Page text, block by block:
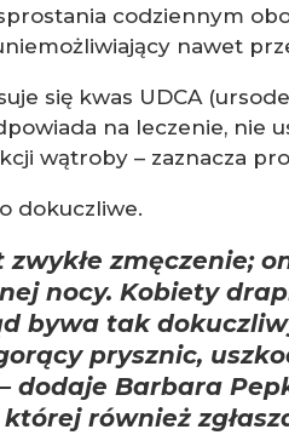
codziennym
nawet
się kwas UDCA
na leczenie, nie
wątroby – zaznacza
dokuczliwe.
zwykłe zmęczenie;
nocy. Kobiety
bywa tak
prysznic,
– dodaje Barbara
również